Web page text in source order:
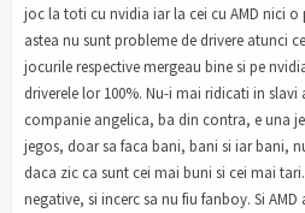
joc la toti cu nvidia iar la cei cu AMD nici o
astea nu sunt probleme de drivere atunci
jocurile respective mergeau bine si pe
driverele lor 100%. Nu-i mai ridicati in
companie angelica, ba din contra, e una
jegos, doar sa faca bani, bani si iar bani,
daca zic ca sunt cei mai buni si cei mai
negative, si incerc sa nu fiu fanboy. Si